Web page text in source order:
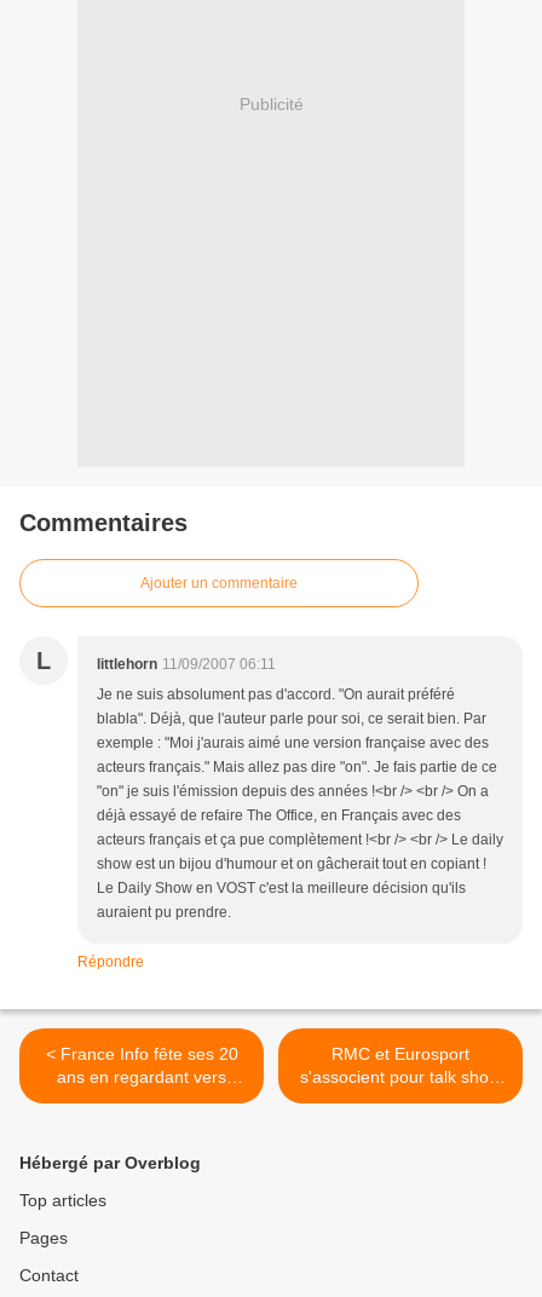
Publicité
Commentaires
Ajouter un commentaire
L littlehorn 11/09/2007 06:11
Je ne suis absolument pas d'accord. "On aurait préféré
blabla". Déjà, que l'auteur parle pour soi, ce serait bien. Par
exemple : "Moi j'aurais aimé une version française avec des
acteurs français." Mais allez pas dire "on". Je fais partie de ce
"on" je suis l'émission depuis des années !<br /> <br /> On a
déjà essayé de refaire The Office, en Français avec des
acteurs français et ça pue complètement !<br /> <br /> Le daily
show est un bijou d'humour et on gâcherait tout en copiant !
Le Daily Show en VOST c'est la meilleure décision qu'ils
auraient pu prendre.
Répondre
< France Info fête ses 20
ans en regardant vers
l'avenir
RMC et Eurosport
s'associent pour talk show
durant la Coupe du monde
Hébergé par Overblog
Top articles
Pages
Contact